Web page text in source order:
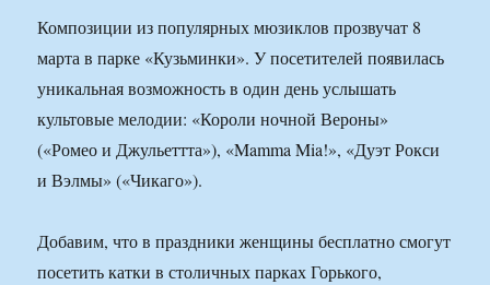
Композиции из популярных мюзиклов прозвучат 8
марта в парке «Кузьминки». У посетителей появилась
уникальная возможность в один день услышать
культовые мелодии: «Короли ночной Вероны»
(«Ромео и Джульеттта»), «Mamma Mia!», «Дуэт Рокси
и Вэлмы» («Чикаго»).
Добавим, что в праздники женщины бесплатно смогут
посетить катки в столичных парках Горького,